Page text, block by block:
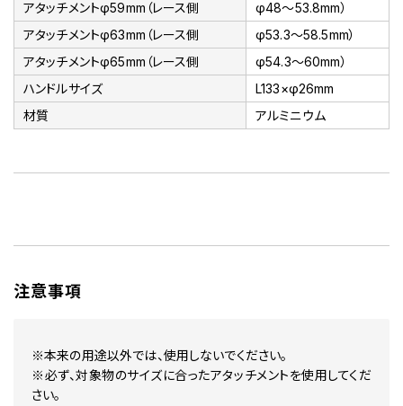
アタッチメントφ59mm（レース側
φ48～53.8mm）
アタッチメントφ63mm（レース側
φ53.3～58.5mm）
アタッチメントφ65mm（レース側
φ54.3～60mm）
ハンドルサイズ
L133×φ26mm
材質
アルミニウム
注意事項
※本来の用途以外では、使用しないでください。
※必ず、対象物のサイズに合ったアタッチメントを使用してくだ
さい。